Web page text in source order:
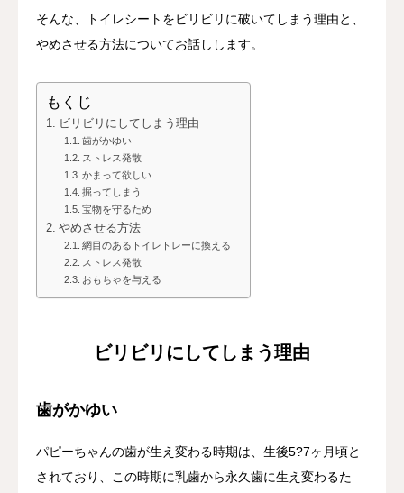
そんな、トイレシートをビリビリに破いてしまう理由と、
やめさせる方法についてお話しします。
もくじ
ビリビリにしてしまう理由
歯がかゆい
ストレス発散
かまって欲しい
掘ってしまう
宝物を守るため
やめさせる方法
網目のあるトイレトレーに換える
ストレス発散
おもちゃを与える
ビリビリにしてしまう理由
歯がかゆい
パピーちゃんの歯が生え変わる時期は、生後5?7ヶ月頃と
されており、この時期に乳歯から永久歯に生え変わるた